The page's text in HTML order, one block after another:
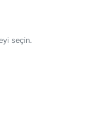
seçin.